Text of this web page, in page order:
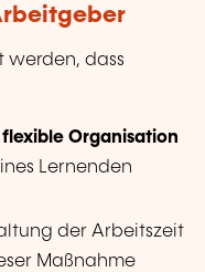
werden, dass
flexible Organisation
Lernenden
der Arbeitszeit
Maßnahme